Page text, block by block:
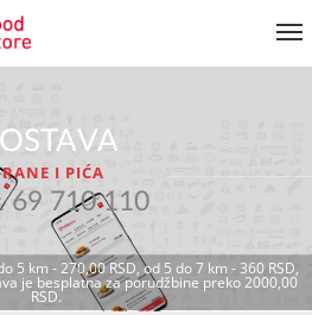
I PIĆA
69 710 110
5 km - 270,00 RSD, od 5 do 7 km - 360 RSD,
je besplatna za porudžbine preko 2000,00
RSD.